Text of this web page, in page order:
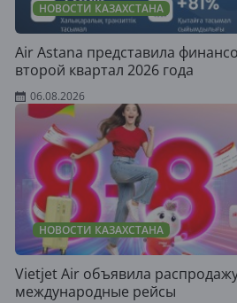
НОВОСТИ КАЗАХСТАНА
Air Astana представила
второй квартал 2026 года
06.08.2026
НОВОСТИ КАЗАХСТАНА
Vietjet Air объявила
международные рейсы